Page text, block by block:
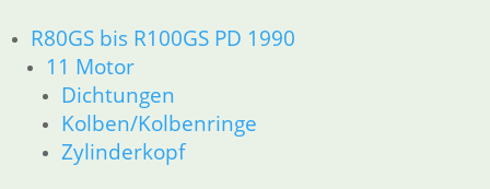
R80GS bis R100GS PD 1990
11 Motor
Dichtungen
Kolben/Kolbenringe
Zylinderkopf
33 Antrieb
32 Lenkung
34 Bremsen
36 Räder
46 Rahmen & Verkleidung
51 Spiegel & Schlösser